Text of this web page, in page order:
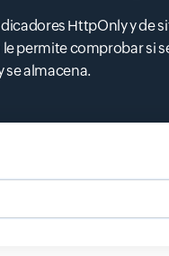
HttpOnly y de
permite comprobar si
se almacena.